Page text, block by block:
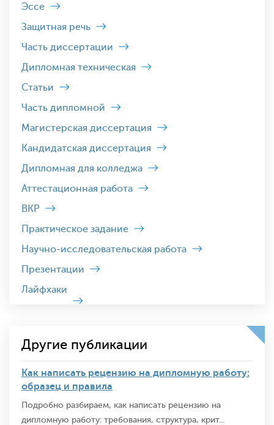
Эссе
Защитная речь
Часть диссертации
Дипломная техническая
Статьи
Часть дипломной
Магистерская диссертация
Кандидатская диссертация
Дипломная для колледжа
Аттестационная работа
ВКР
Практическое задание
Научно-исследовательская работа
Презентации
Лайфхаки
Другие публикации
Как написать рецензию на дипломную работу:
образец и правила
Подробно разбираем, как написать рецензию на
дипломную работу: требования, структура, крит...